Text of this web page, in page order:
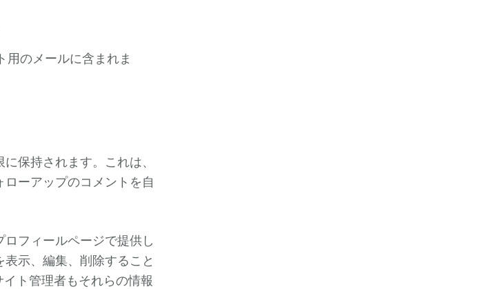
用のメールに含まれま
保持されます。これは、
ーアップのコメントを自
フィールページで提供し
示、編集、削除すること
ト管理者もそれらの情報